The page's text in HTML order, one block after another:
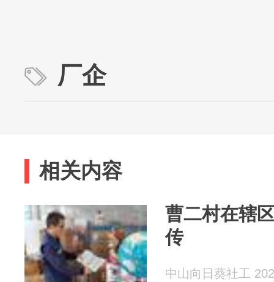
厂企
相关内容
曹二村在辖
传
中山向日葵社工